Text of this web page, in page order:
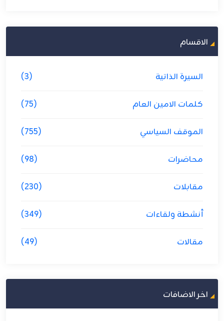
الاقسام
السيرة الذاتية (3)
كلمات الامين العام (75)
الموقف السياسي (755)
محاضرات (98)
مقابلات (230)
أنشطة ولقاءات (349)
مقالات (49)
اخر الاضافات